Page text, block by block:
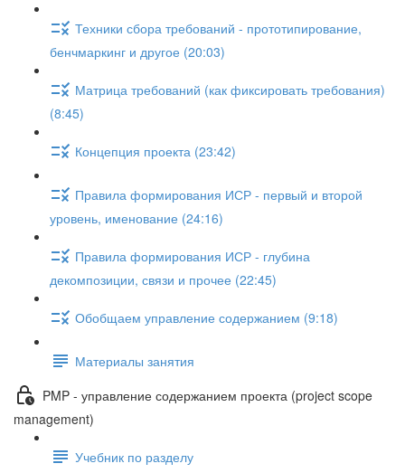
Техники сбора требований - прототипирование,
бенчмаркинг и другое (20:03)
Матрица требований (как фиксировать требования)
(8:45)
Концепция проекта (23:42)
Правила формирования ИСР - первый и второй
уровень, именование (24:16)
Правила формирования ИСР - глубина
декомпозиции, связи и прочее (22:45)
Обобщаем управление содержанием (9:18)
Материалы занятия
PMP - управление содержанием проекта (project scope
management)
Учебник по разделу